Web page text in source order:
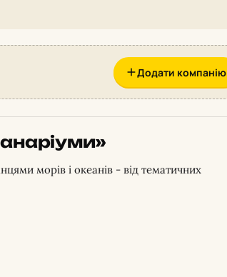
Додати компанію
морів і океанів - від тематичних